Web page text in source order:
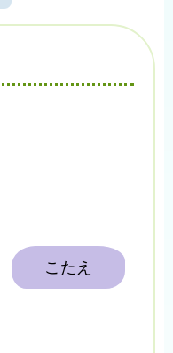
こたえ